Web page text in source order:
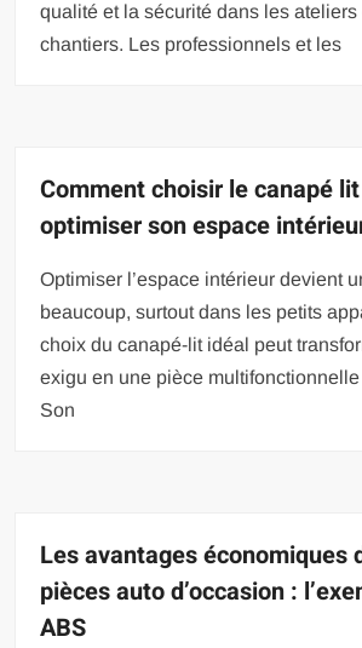
qualité et la sécurité dans les ateliers
chantiers. Les professionnels et les
Comment choisir le canapé
optimiser son espace
Optimiser l’espace intérieur devient
beaucoup, surtout dans les petits
choix du canapé-lit idéal peut
exigu en une pièce
Son
Les avantages économiques
pièces auto d’occasion :
ABS